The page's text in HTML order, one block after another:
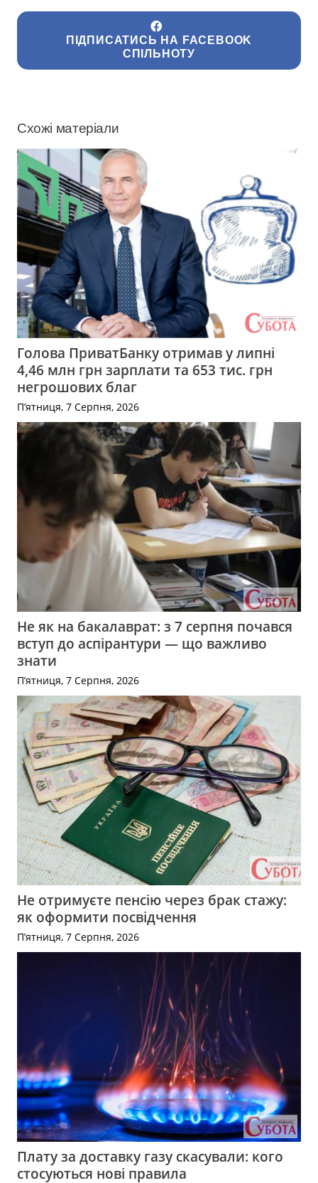
ПІДПИСАТИСЬ НА FACEBOOK
СПІЛЬНОТУ
Схожі матеріали
Голова ПриватБанку отримав у липні
4,46 млн грн зарплати та 653 тис. грн
негрошових благ
П’ятниця, 7 Серпня, 2026
Не як на бакалаврат: з 7 серпня почався
вступ до аспірантури — що важливо
знати
П’ятниця, 7 Серпня, 2026
Не отримуєте пенсію через брак стажу:
як оформити посвідчення
П’ятниця, 7 Серпня, 2026
Плату за доставку газу скасували: кого
стосуються нові правила